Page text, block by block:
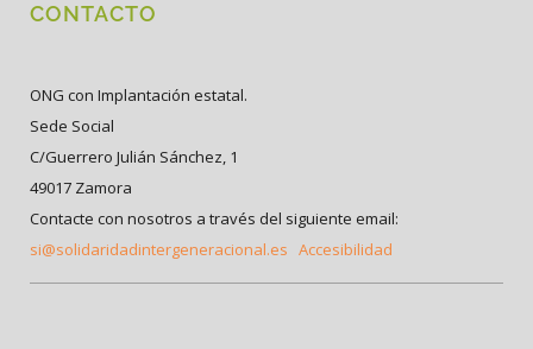
CONTACTO
ONG con Implantación estatal.
Sede Social
C/Guerrero Julián Sánchez, 1
49017 Zamora
Contacte con nosotros a través del siguiente email:
si@solidaridadintergeneracional.es Accesibilidad